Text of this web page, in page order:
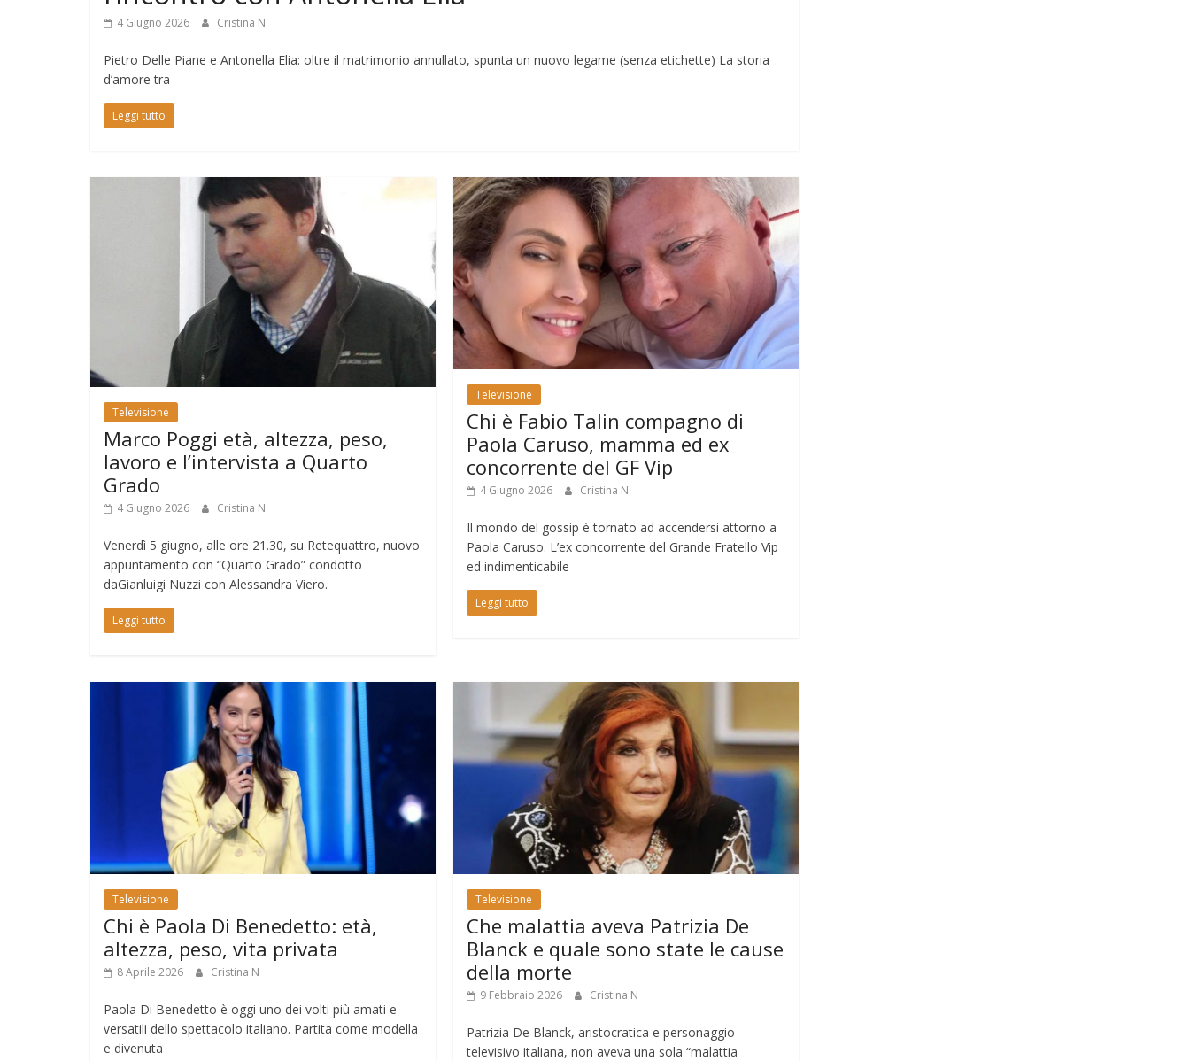
4 Giugno 2026 Cristina N
Pietro Delle Piane e Antonella Elia: oltre il matrimonio annullato, spunta un nuovo legame (senza etichette) La storia
d’amore tra
Leggi tutto
Televisione
Marco Poggi età, altezza, peso,
lavoro e l’intervista a Quarto
Grado
4 Giugno 2026 Cristina N
Venerdì 5 giugno, alle ore 21.30, su Retequattro, nuovo
appuntamento con “Quarto Grado” condotto
daGianluigi Nuzzi con Alessandra Viero.
Leggi tutto
Televisione
Chi è Fabio Talin compagno di
Paola Caruso, mamma ed ex
concorrente del GF Vip
4 Giugno 2026 Cristina N
Il mondo del gossip è tornato ad accendersi attorno a
Paola Caruso. L’ex concorrente del Grande Fratello Vip
ed indimenticabile
Leggi tutto
Televisione
Chi è Paola Di Benedetto: età,
altezza, peso, vita privata
8 Aprile 2026 Cristina N
Paola Di Benedetto è oggi uno dei volti più amati e
versatili dello spettacolo italiano. Partita come modella
e divenuta
Televisione
Che malattia aveva Patrizia De
Blanck e quale sono state le cause
della morte
9 Febbraio 2026 Cristina N
Patrizia De Blanck, aristocratica e personaggio
televisivo italiana, non aveva una sola “malattia